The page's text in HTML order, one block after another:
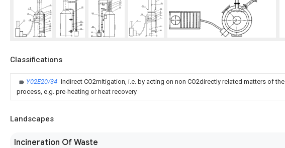
Classifications
Y02E20/34 Indirect CO2mitigation, i.e. by acting on non CO2directly related matters of the
process, e.g. pre-heating or heat recovery
Landscapes
Incineration Of Waste